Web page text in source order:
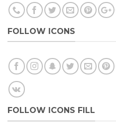
FOLLOW ICONS
FOLLOW ICONS FILL